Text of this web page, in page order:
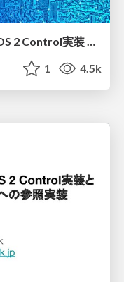
ROBOTIS DynamixelのためのROS 2 Control実装 dynamixel_control
1 4.5k